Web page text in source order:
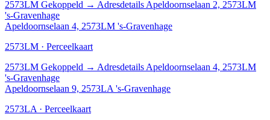
2573LM Gekoppeld → Adresdetails Apeldoornselaan 2, 2573LM
's-Gravenhage
Apeldoornselaan 4, 2573LM 's-Gravenhage
2573LM · Perceelkaart
2573LM Gekoppeld → Adresdetails Apeldoornselaan 4, 2573LM
's-Gravenhage
Apeldoornselaan 9, 2573LA 's-Gravenhage
2573LA · Perceelkaart